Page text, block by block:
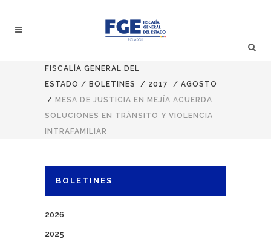
FISCALÍA GENERAL DEL
ESTADO / BOLETINES / 2017 / AGOSTO
/ MESA DE JUSTICIA EN MEJÍA ACUERDA
SOLUCIONES EN TRÁNSITO Y VIOLENCIA
INTRAFAMILIAR
BOLETINES
2026
2025